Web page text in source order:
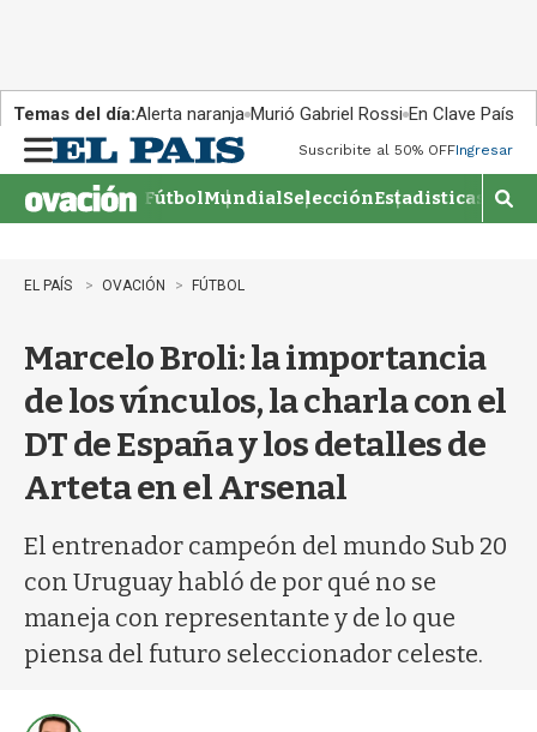
Temas del día:Alerta naranja Murió Gabriel Rossi En Clave País
n
u
Suscribite al 50% OFFIngresar
FútbolMundialSelecciónEstadisticas
M
o
a
EL PAÍS OVACIÓN FÚTBOL
Marcelo Broli: la importancia
de los vínculos, la charla con el
DT de España y los detalles de
Arteta en el Arsenal
El entrenador campeón del mundo Sub 20
con Uruguay habló de por qué no se
maneja con representante y de lo que
piensa del futuro seleccionador celeste.